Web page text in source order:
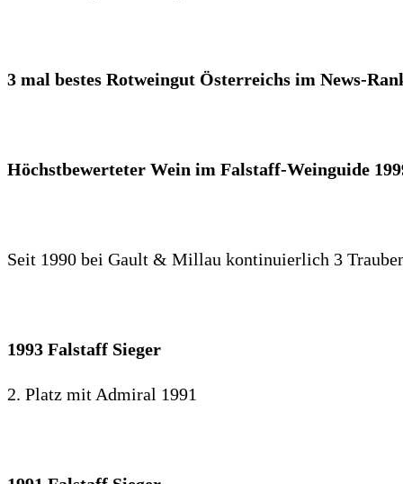
3 mal bestes Rotweingut Österreichs im News-
Höchstbewerteter Wein im Falstaff-Weinguide
Seit 1990 bei Gault & Millau kontinuierlich 3
1993 Falstaff Sieger
2. Platz mit Admiral 1991